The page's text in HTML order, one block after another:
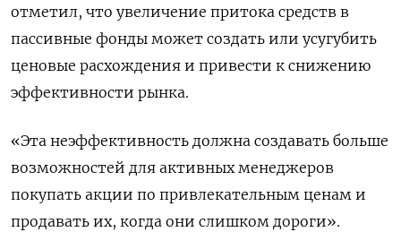
отметил, что увеличение притока средств в
пассивные фонды может создать или усугубить
ценовые расхождения и привести к снижению
эффективности рынка.
«Эта неэффективность должна создавать больше
возможностей для активных менеджеров
покупать акции по привлекательным ценам и
продавать их, когда они слишком дороги».